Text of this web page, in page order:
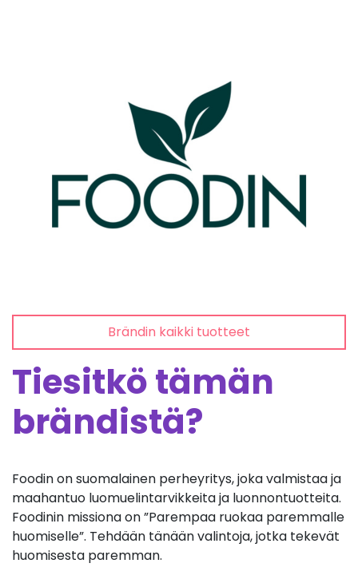
Brändin kaikki tuotteet
Tiesitkö tämän
brändistä?
Foodin on suomalainen perheyritys, joka valmistaa ja
maahantuo luomuelintarvikkeita ja luonnontuotteita.
Foodinin missiona on ”Parempaa ruokaa paremmalle
huomiselle”. Tehdään tänään valintoja, jotka tekevät
huomisesta paremman.